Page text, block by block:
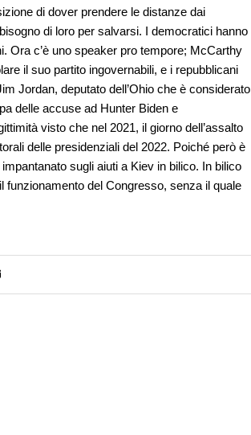
di dover prendere le distanze dai
di loro per salvarsi. I democratici hanno
Ora c’è uno speaker pro tempore; McCarthy
il suo partito ingovernabili, e i repubblicani
Jordan, deputato dell’Ohio che è considerato
delle accuse ad Hunter Biden e
visto che nel 2021, il giorno dell’assalto
delle presidenziali del 2022. Poiché però è
sugli aiuti a Kiev in bilico. In bilico
funzionamento del Congresso, senza il quale